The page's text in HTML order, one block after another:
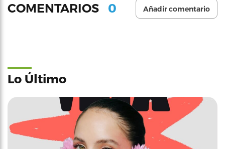
COMENTARIOS 0 Añadir comentario
Lo Último